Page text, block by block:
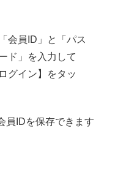
会員ID」と「パス
ド」を入力して
ログイン】をタッ
員IDを保存できます